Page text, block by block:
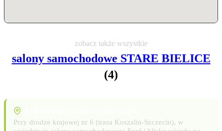
zobacz także wszystkie
salony samochodowe STARE BIELICE
(4)
Przy drodze krajowej nr 6 (trasa Koszalin-Szczecin), w